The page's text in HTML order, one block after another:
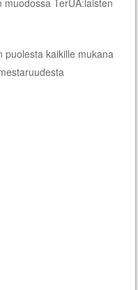
TerUA:laisten
puolesta kaikille mukana